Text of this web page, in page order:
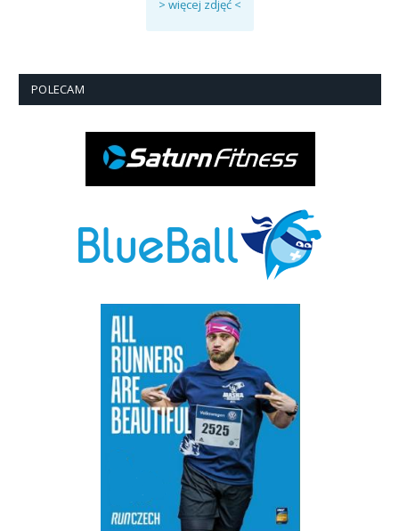
> więcej zdjęć <
POLECAM